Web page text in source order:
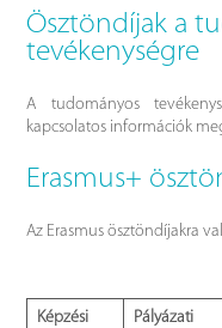
Ösztöndíjak a
tevékenységre
A tudományos
kapcsolatos információk
Erasmus+
Az Erasmus ösztöndíjakra
Képzési
Pályázati